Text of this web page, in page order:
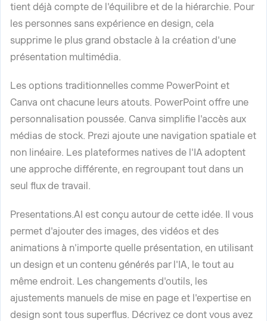
tient déjà compte de l'équilibre et de la hiérarchie. Pour
les personnes sans expérience en design, cela
supprime le plus grand obstacle à la création d'une
présentation multimédia.
Les options traditionnelles comme PowerPoint et
Canva ont chacune leurs atouts. PowerPoint offre une
personnalisation poussée. Canva simplifie l'accès aux
médias de stock. Prezi ajoute une navigation spatiale et
non linéaire. Les plateformes natives de l'IA adoptent
une approche différente, en regroupant tout dans un
seul flux de travail.
Presentations.AI est conçu autour de cette idée. Il vous
permet d'ajouter des images, des vidéos et des
animations à n'importe quelle présentation, en utilisant
un design et un contenu générés par l'IA, le tout au
même endroit. Les changements d'outils, les
ajustements manuels de mise en page et l'expertise en
design sont tous superflus. Décrivez ce dont vous avez